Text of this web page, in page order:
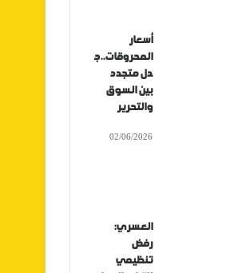
أسعار
المحروقات..ج
دل متجدد
بين السوق
والتحرير
02/06/2026
العسري:
رفض
تنظيمي